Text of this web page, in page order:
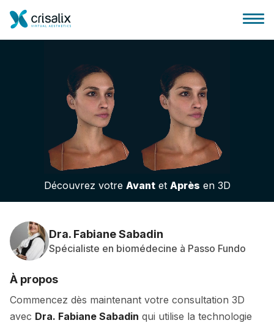
Accueil chirurgiens
Plateforme commerciale 3D
Forfait
Avis des patients
Découvrez votre Avantet Après en 3D
Dra. Fabiane Sabadin
Spécialiste en biomédecine à Passo Fundo
À propos
Commencez dès maintenant votre consultation 3D
avec Dra. Fabiane Sabadin qui utilise la technologie